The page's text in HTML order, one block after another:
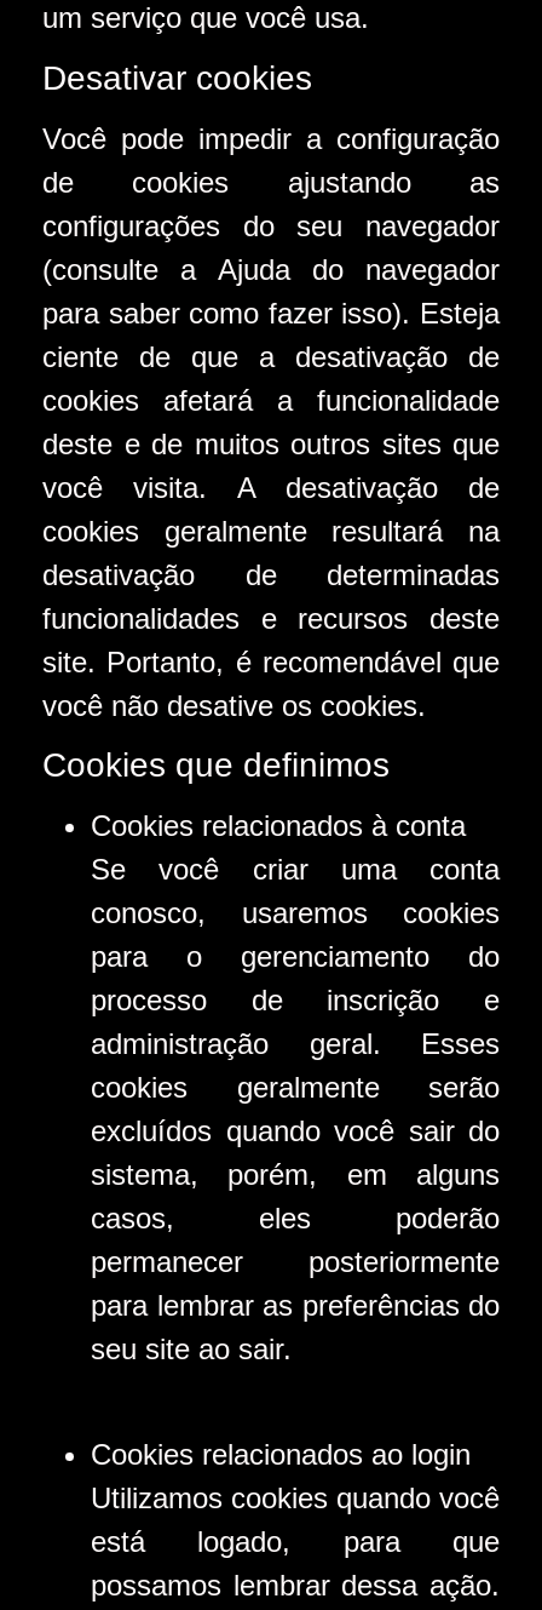
um serviço que você usa.
Desativar cookies
Você pode impedir a configuração
de cookies ajustando as
configurações do seu navegador
(consulte a Ajuda do navegador
para saber como fazer isso). Esteja
ciente de que a desativação de
cookies afetará a funcionalidade
deste e de muitos outros sites que
você visita. A desativação de
cookies geralmente resultará na
desativação de determinadas
funcionalidades e recursos deste
site. Portanto, é recomendável que
você não desative os cookies.
Cookies que definimos
Cookies relacionados à conta
Se você criar uma conta
conosco, usaremos cookies
para o gerenciamento do
processo de inscrição e
administração geral. Esses
cookies geralmente serão
excluídos quando você sair do
sistema, porém, em alguns
casos, eles poderão
permanecer posteriormente
para lembrar as preferências do
seu site ao sair.
Cookies relacionados ao login
Utilizamos cookies quando você
está logado, para que
possamos lembrar dessa ação.